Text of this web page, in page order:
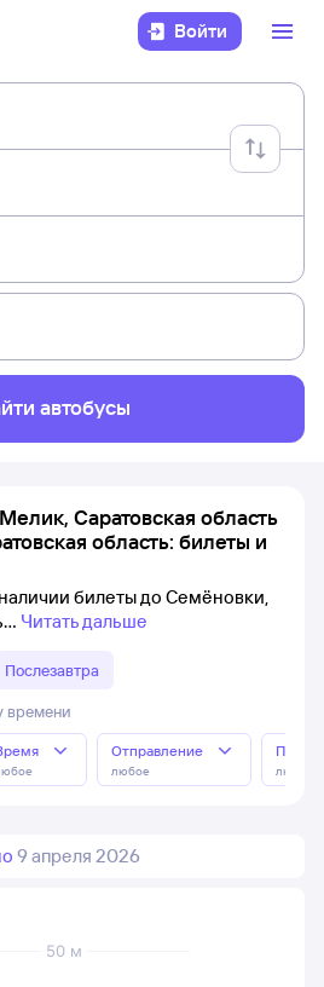
Войти
автобусы
Саратовская область
область: билеты и
наличии билеты до Семёновки,
Читать дальше
Послезавтра
времени
Отправление
любое любое
9 апреля 2026
50 м